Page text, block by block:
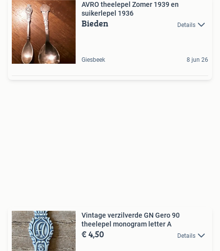
AVRO theelepel Zomer 1939 en
suikerlepel 1936
Bieden Details
Giesbeek 8 jun 26
Vintage verzilverde GN Gero 90
theelepel monogram letter A
€ 4,50 Details